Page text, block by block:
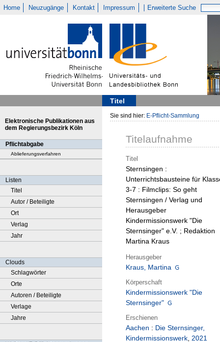
Home Neuzugänge Kontakt Impressum Erweiterte Suche
Titel
Elektronische Publikationen aus
dem Regierungsbezirk Köln
Pflichtabgabe
Ablieferungsverfahren
Listen
Titel
Autor / Beteiligte
Ort
Verlag
Jahr
Clouds
Schlagwörter
Orte
Autoren / Beteiligte
Verlage
Jahre
Sie sind hier: E-Pflicht-Sammlung
Titelaufnahme
Titel
Sternsingen :
Unterrichtsbausteine für
3-7 : Filmclips: So geht
Sternsingen / Verlag und
Herausgeber
Kindermissionswerk "Die
Sternsinger" e.V. ; Redaktion
Martina Kraus
Herausgeber
Kraus, Martina
Körperschaft
Kindermissionswerk "Die
Sternsinger"
Erschienen
Aachen : Die Sternsinger,
Kindermissionswerk, 2021